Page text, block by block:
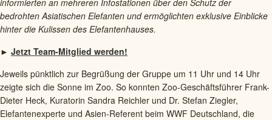
informierten an mehreren Infostationen über den Schutz der
bedrohten Asiatischen Elefanten und ermöglichten exklusive Einblicke
hinter die Kulissen des Elefantenhauses.
► Jetzt Team-Mitglied werden!
Jeweils pünktlich zur Begrüßung der Gruppe um 11 Uhr und 14 Uhr
zeigte sich die Sonne im Zoo. So konnten Zoo-Geschäftsführer Frank-
Dieter Heck, Kuratorin Sandra Reichler und Dr. Stefan Ziegler,
Elefantenexperte und Asien-Referent beim WWF Deutschland, die